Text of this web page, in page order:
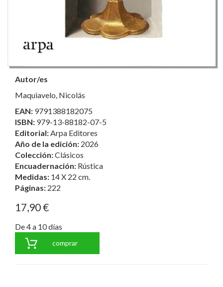
Autor/es
Maquiavelo, Nicolás
EAN: 9791388182075
ISBN: 979-13-88182-07-5
Editorial:Arpa Editores
Año de la edición: 2026
Colección:Clásicos
Encuadernación: Rústica
Medidas: 14 X 22 cm.
Páginas: 222
17,90 €
De 4 a 10 días
comprar